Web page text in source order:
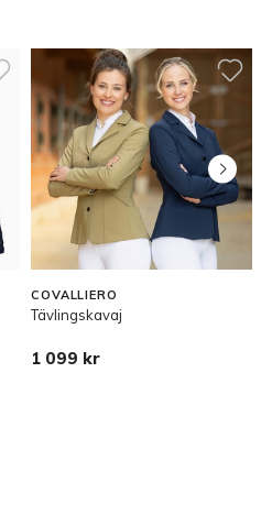
COVALLIERO
Tävlingskavaj
1 099 kr